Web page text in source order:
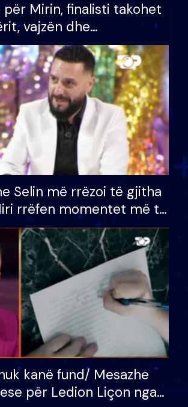
për Mirin, finalisti takohet
vajzën dhe
S’kemi ndonjë letër
jo?
Selin më rrëzoi të gjitha
rrëfen momentet më të
e BB VIP: Do më
e mëngjesit kur…
kanë fund/ Mesazhe
për Ledion Liçon nga